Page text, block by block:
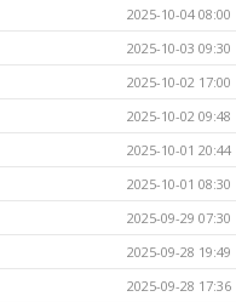
2025-10-04 08:00
2025-10-03 09:30
2025-10-02 17:00
2025-10-02 09:48
2025-10-01 20:44
2025-10-01 08:30
2025-09-29 07:30
2025-09-28 19:49
2025-09-28 17:36